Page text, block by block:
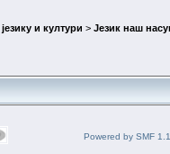
и култури > Језик наш
Powered by SMF